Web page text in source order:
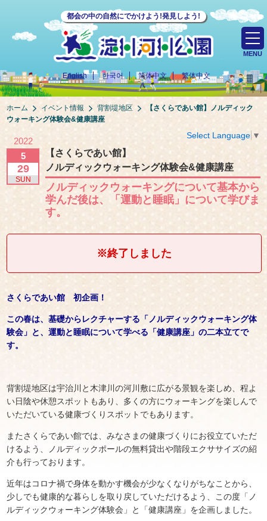
都会の中の自然にでかけよう!発見しよう!
English 한국어 简体中文 繁体中文
MENU
ホーム イベント情報 背割堤地区 【さくらであい館】 ノルディック
ウォーキング体験会&健康講座
Select Language ▼
2022
5
29
SUN
【さくらであい館】
ノルディックウォーキング体験会&健康講座
ノルディックウォーキングについて基本から
学んだ後は、「運動と睡眠」について学びま
す。
※終了しました
さくらであい館 初企画！
この春は、基礎からレクチャーする 「ノルディックウォーキング体
験会」と、運動と睡眠について学べる「健康講座」の二本立てで
す。
背割堤地区は宇治川と木津川の河川敷に広がる景観を楽しめ、程よ
い日陰や休憩スポットもあり、多くの方にウォーキングを楽しんで
いただいている健康づくりスポットでもあります。
またさくらであい館では、みなさまの健康づくりにお役立ていただ
けるよう、ノルディックポールの無料貸出や階段エクササイズの紹
介も行っております。
近年はコロナ禍で身体を動かす機会が少なくなりがちなことから、
少しでも健康的な暮らしを取り戻していただけるよう、この度「ノ
ルディックウォーキング体験会」と「健康講座」を企画しました。